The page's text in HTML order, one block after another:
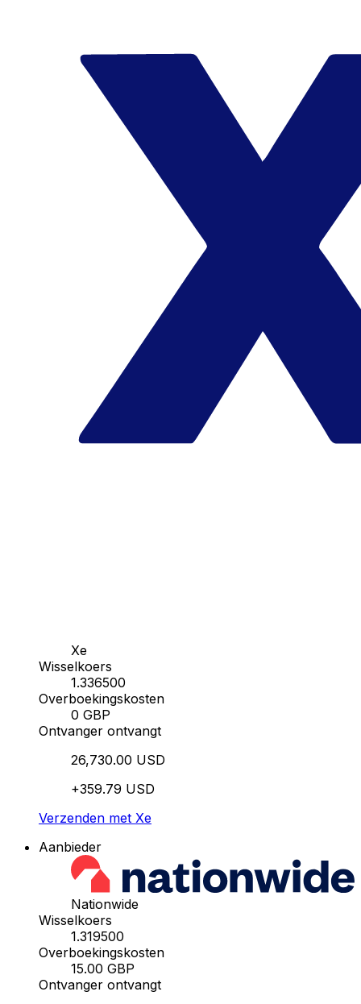
Xe
Wisselkoers
1.336500
Overboekingskosten
0 GBP
Ontvanger ontvangt
26,730.00 USD
+359.79 USD
Verzenden met Xe
Aanbieder
Nationwide
Wisselkoers
1.319500
Overboekingskosten
15.00 GBP
Ontvanger ontvangt